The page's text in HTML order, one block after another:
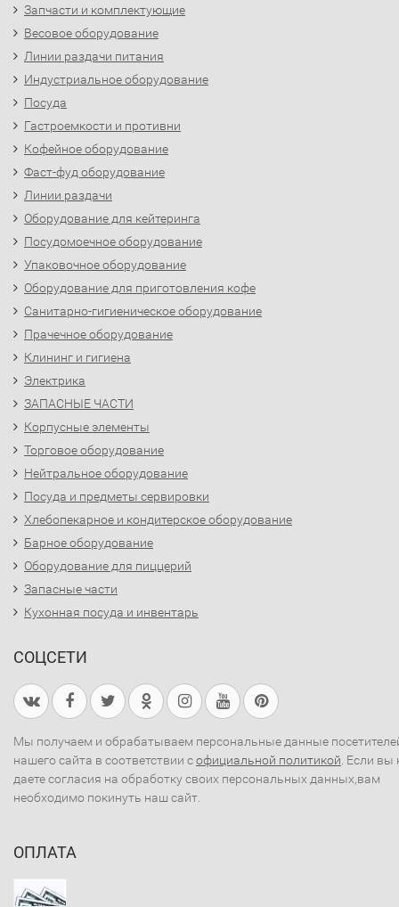
Запчасти и комплектующие
Весовое оборудование
Линии раздачи питания
Индустриальное оборудование
Посуда
Гастроемкости и противни
Кофейное оборудование
Фаст-фуд оборудование
Линии раздачи
Оборудование для кейтеринга
Посудомоечное оборудование
Упаковочное оборудование
Оборудование для приготовления кофе
Санитарно-гигиеническое оборудование
Прачечное оборудование
Клининг и гигиена
Электрика
ЗАПАСНЫЕ ЧАСТИ
Корпусные элементы
Торговое оборудование
Нейтральное оборудование
Посуда и предметы сервировки
Хлебопекарное и кондитерское оборудование
Барное оборудование
Оборудование для пиццерий
Запасные части
Кухонная посуда и инвентарь
СОЦСЕТИ
Мы получаем и обрабатываем персональные данные
нашего сайта в соответствии софициальной политикой . Если вы
даете согласия на обработку своих персональных данных,вам
необходимо покинуть наш сайт.
ОПЛАТА